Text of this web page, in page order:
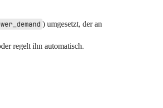
) umgesetzt, der an
regelt ihn automatisch.